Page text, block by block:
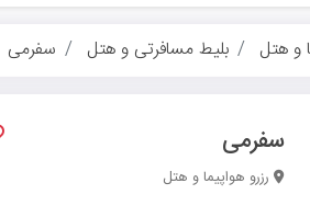
و هتل بلیط مسافرتی و هتل سفرمی
سفرمی
رزرو هواپیما و هتل